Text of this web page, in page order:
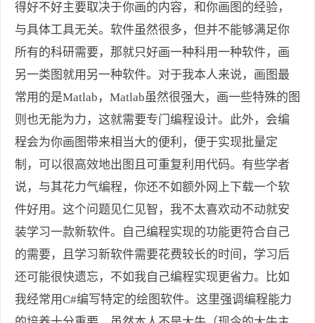
得好不好主要取决于你画的内容，和你画图的经验，
与具体工具无关。软件虽然很多，但并不能够满足你
所有的科研需要，那就只好画一种科用一种软件，画
另一类图就用另一种软件。对于我本人来说，画图最
常用的是Matlab，Matlab虽然很强大，画一些特殊的图
则也无能为力，这就需要专门编程设计。此外，会编
程会为你画图带来相当大的便利，便于实现批量定
制，可以很高效地出图且可重复利用代码。有些学者
说，与其花力气编程，你还不如额外网上下载一个软
件好用。这个问题见仁见智，我不太喜欢动不动就安
装学习一款新软件。自己编程实现的功能更符合自己
的需要，且学习新软件需要花费较长的时间，学习后
还可能很快遗忘，不如我自己编程实现更省力。比如
我经常用C#编写特定的绘图软件。这里强调编程能力